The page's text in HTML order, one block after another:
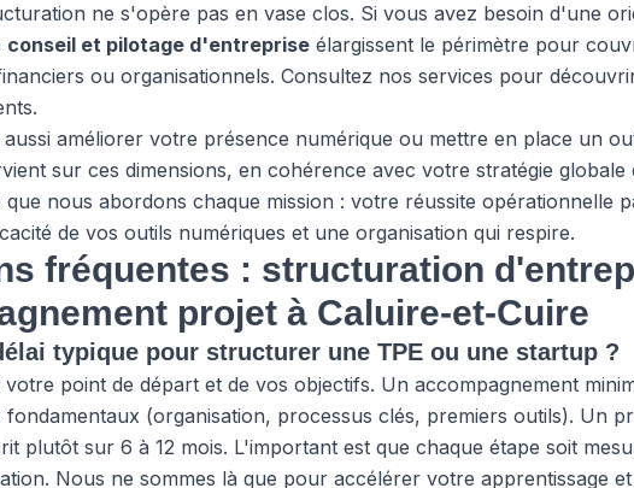
ne s'opère pas en vase clos. Si vous avez besoin d'une
conseil et pilotage d'entreprise élargissent le périmètre pour
ou organisationnels. Consultez nos services pour
améliorer votre présence numérique ou mettre en place un
sur ces dimensions, en cohérence avec votre stratégie
que nous abordons chaque mission : votre réussite opérationnelle
de vos outils numériques et une organisation qui respire.
fréquentes : structuration
projet à Caluire-et-Cuire
typique pour structurer une TPE ou une startup ?
votre point de départ et de vos objectifs. Un accompagnement
fondamentaux (organisation, processus clés, premiers outils). Un
plutôt sur 6 à 12 mois. L'important est que chaque étape soit
Nous ne sommes là que pour accélérer votre apprentissage